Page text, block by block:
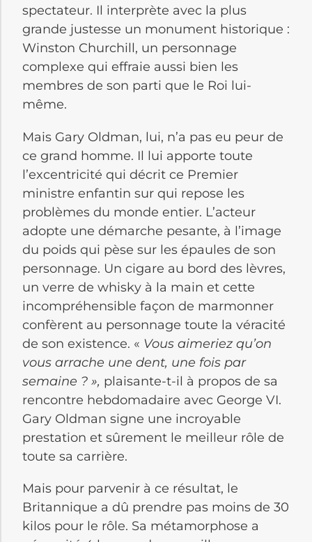
spectateur. Il interprète avec la plus
grande justesse un monument historique :
Winston Churchill, un personnage
complexe qui effraie aussi bien les
membres de son parti que le Roi lui-
même.
Mais Gary Oldman, lui, n’a pas eu peur de
ce grand homme. Il lui apporte toute
l’excentricité qui décrit ce Premier
ministre enfantin sur qui repose les
problèmes du monde entier. L’acteur
adopte une démarche pesante, à l’image
du poids qui pèse sur les épaules de son
personnage. Un cigare au bord des lèvres,
un verre de whisky à la main et cette
incompréhensible façon de marmonner
confèrent au personnage toute la véracité
de son existence. « Vous aimeriez qu’on
vous arrache une dent, une fois par
semaine ? », plaisante-t-il à propos de sa
rencontre hebdomadaire avec George VI.
Gary Oldman signe une incroyable
prestation et sûrement le meilleur rôle de
toute sa carrière.
Mais pour parvenir à ce résultat, le
Britannique a dû prendre pas moins de 30
kilos pour le rôle. Sa métamorphose a